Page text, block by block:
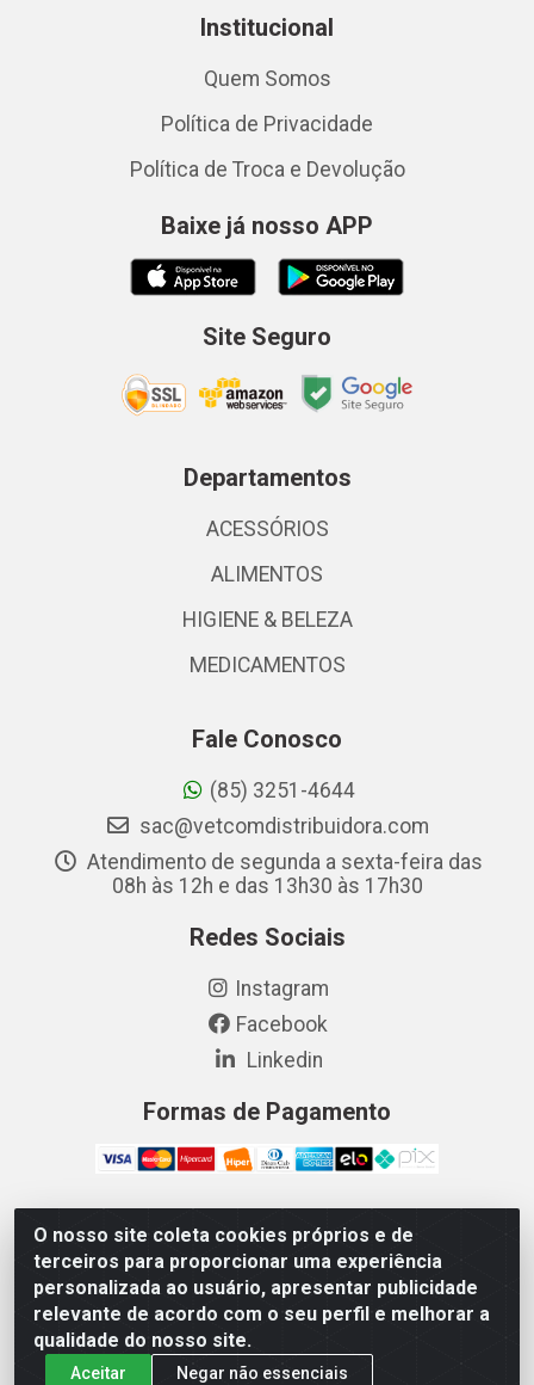
O nosso site coleta cookies próprios e de
terceiros para proporcionar uma experiência
personalizada ao usuário, apresentar publicidade
relevante de acordo com o seu perfil e melhorar a
qualidade do nosso site.
Aceitar Negar não essenciais
Institucional
Quem Somos
Política de Privacidade
Política de Troca e Devolução
Baixe já nosso APP
Site Seguro
Departamentos
ACESSÓRIOS
ALIMENTOS
HIGIENE & BELEZA
MEDICAMENTOS
Fale Conosco
(85) 3251-4644
sac@vetcomdistribuidora.com
Atendimento de segunda a sexta-feira das
08h às 12h e das 13h30 às 17h30
Redes Sociais
Instagram
Facebook
Linkedin
Formas de Pagamento
Vetcom Distribuidora de Rações LTDA - Rua Maximiano
Barreto, 1040 - Barroso, Fortaleza/CE - CEP 60.863-260
- CNPJ 26.133.872/0001-11